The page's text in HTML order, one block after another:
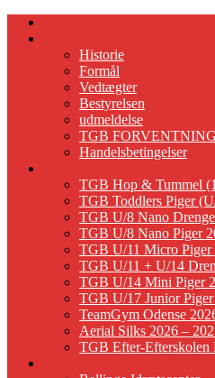
Historie
Formål
Vedtægter
Bestyrelsen
udmeldelse
TGB
Handelsbetingelser
TGB Hop & Tummel
TGB Toddlers Piger
TGB U/8 Nano
TGB U/8 Nano Piger
TGB U/11 Micro Piger
TGB U/11 + U/14
TGB U/14 Mini Piger
TGB U/17 Junior
TeamGym Odense
Aerial Silks 2026 –
TGB Efter-Efterskolen